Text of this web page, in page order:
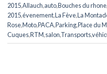
2015,Allauch,auto,Bouches du rhone,
2015,évenement,La Fève,La
Rose,Moto,PACA,Parking,Place du
Cuques,RTM,salon,Transports,